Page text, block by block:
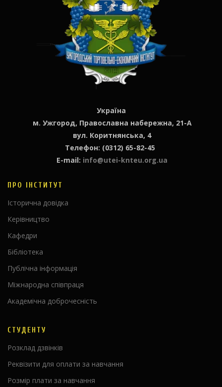
Україна
м. Ужгород, Православна набережна, 21-А
вул. Коритнянська, 4
Телефон: (0312) 65-82-45
E-mail: info@utei-knteu.org.ua
ПРО ІНСТИТУТ
Історична довідка
Керівництво
Кафедри
Бібліотека
Публічна інформація
Міжнародна співпраця
Академічна доброчесність
СТУДЕНТУ
Розклад дзвінків
Реквізити для оплати за навчання
Розмір плати за навчання